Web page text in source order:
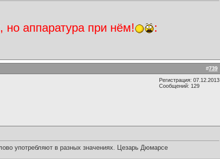
аппаратура при нём! :
#739
Регистрация: 07.12.2013
Сообщений: 129
употребляют в разных значениях. Цезарь Дюмарсе